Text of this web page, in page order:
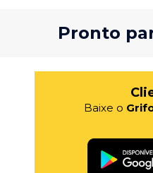
Pronto
Baixe o